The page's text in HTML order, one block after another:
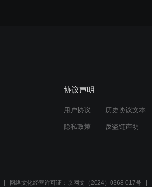
协议声明
用户协议 历史协议文本
隐私政策 反盗链声明
网络文化经营许可证：京网文（2024）0368-017号